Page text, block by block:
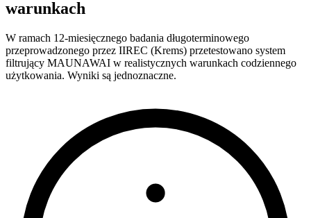
warunkach
W ramach 12-miesięcznego badania długoterminowego
przeprowadzonego przez IIREC (Krems) przetestowano system
filtrujący MAUNAWAI w realistycznych warunkach codziennego
użytkowania. Wyniki są jednoznaczne.